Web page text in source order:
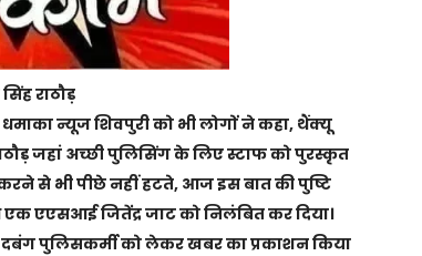
राठौड़
न्यूज शिवपुरी को भी लोगों ने कहा, थैंक्यू
जहां अच्छी पुलिसिंग के लिए स्टाफ को पुरस्कृत
से भी पीछे नहीं हटते, आज इस बात की पुष्टि
एएसआई जितेंद्र जाट को निलंबित कर दिया।
पुलिसकर्मी को लेकर खबर का प्रकाशन किया